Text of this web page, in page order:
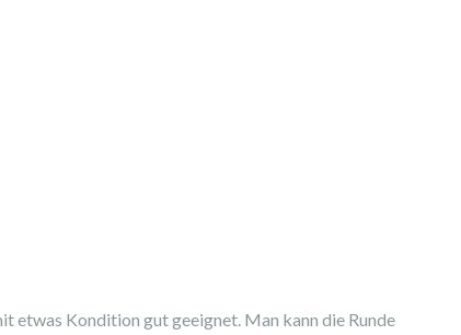
etwas Kondition gut geeignet. Man kann die Runde